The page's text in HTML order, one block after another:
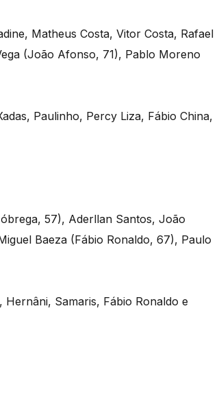
Matheus Costa, Vitor Costa, Rafael
(João Afonso, 71), Pablo Moreno
Paulinho, Percy Liza, Fábio China,
57), Aderllan Santos, João
Baeza (Fábio Ronaldo, 67), Paulo
Samaris, Fábio Ronaldo e